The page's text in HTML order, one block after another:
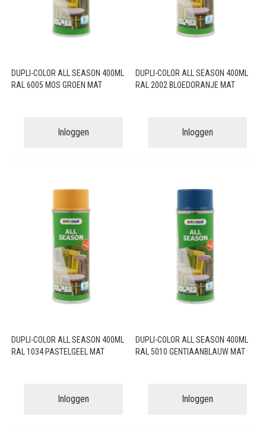
DUPLI-COLOR ALL SEASON 400ML
RAL 6005 MOS GROEN MAT
Inloggen
DUPLI-COLOR ALL SEASON 400ML
RAL 2002 BLOEDORANJE MAT
Inloggen
DUPLI-COLOR ALL SEASON 400ML
RAL 1034 PASTELGEEL MAT
Inloggen
DUPLI-COLOR ALL SEASON 400ML
RAL 5010 GENTIAANBLAUW MAT
Inloggen